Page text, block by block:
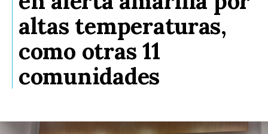
altas temperaturas,
como otras 11
comunidades